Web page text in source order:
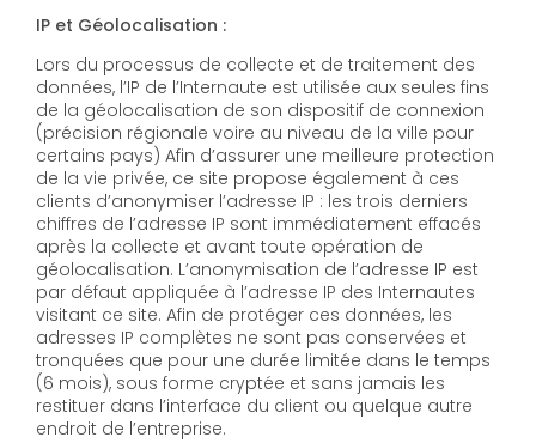
IP et Géolocalisation :
Lors du processus de collecte et de traitement des
données, l’IP de l’Internaute est utilisée aux seules fins
de la géolocalisation de son dispositif de connexion
(précision régionale voire au niveau de la ville pour
certains pays) Afin d’assurer une meilleure protection
de la vie privée, ce site propose également à ces
clients d’anonymiser l’adresse IP : les trois derniers
chiffres de l’adresse IP sont immédiatement effacés
après la collecte et avant toute opération de
géolocalisation. L’anonymisation de l’adresse IP est
par défaut appliquée à l’adresse IP des Internautes
visitant ce site. Afin de protéger ces données, les
adresses IP complètes ne sont pas conservées et
tronquées que pour une durée limitée dans le temps
(6 mois), sous forme cryptée et sans jamais les
restituer dans l’interface du client ou quelque autre
endroit de l’entreprise.